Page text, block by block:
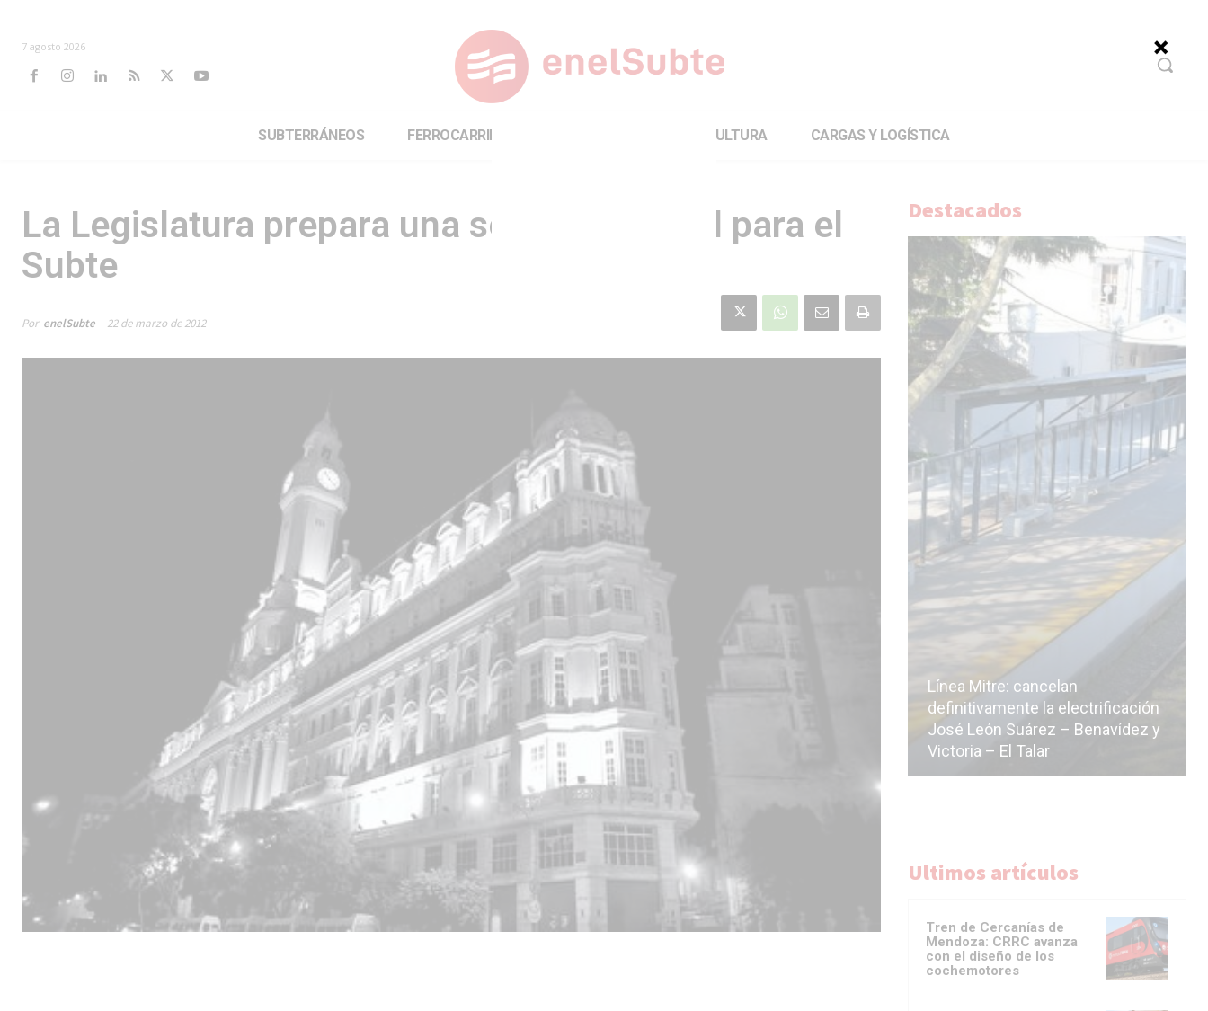
7 agosto 2026
SUBTERRÁNEOS FERROCARRILES CULTURA CARGAS Y LOGÍSTICA
La Legislatura prepara una sesión especial para el
Subte
Por enelSubte 22 de marzo de 2012
Destacados
Malestar en el sector privado por
los cambios sin fin al proyecto de
la línea F
de baja la construcción de la
estación Nordelta
Línea Mitre: cancelan
definitivamente la electrificación
José León Suárez – Benavídez y
Victoria – El Talar
Ultimos artículos
Tren de Cercanías de
Mendoza: CRRC avanza
con el diseño de los
cochemotores